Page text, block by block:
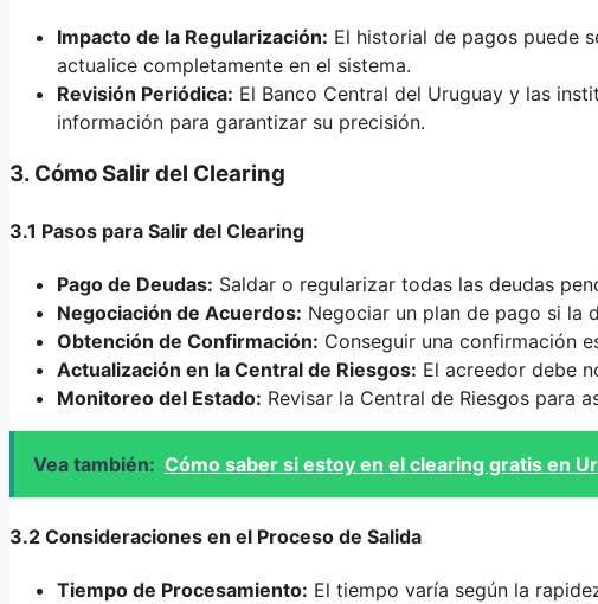
Impacto de la Regularización: El historial de pagos puede
actualice completamente en el sistema.
Revisión Periódica: El Banco Central del Uruguay y las
información para garantizar su precisión.
3. Cómo Salir del Clearing
3.1 Pasos para Salir del Clearing
Pago de Deudas: Saldar o regularizar todas las deudas
Negociación de Acuerdos: Negociar un plan de pago si la
Obtención de Confirmación: Conseguir una confirmación
Actualización en la Central de Riesgos: El acreedor debe
Monitoreo del Estado: Revisar la Central de Riesgos para
Vea también: Cómo saber si estoy en el clearing gratis en
3.2 Consideraciones en el Proceso de Salida
Tiempo de Procesamiento: El tiempo varía según la